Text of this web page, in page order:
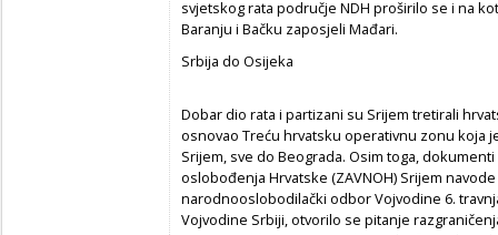
svjetskog rata područje NDH proširilo se i na
Baranju i Bačku zaposjeli Mađari.
Srbija do Osijeka
Dobar dio rata i partizani su Srijem tretirali
osnovao Treću hrvatsku operativnu zonu koja
Srijem, sve do Beograda. Osim toga,
oslobođenja Hrvatske (ZAVNOH) Srijem
narodnooslobodilački odbor Vojvodine 6.
Vojvodine Srbiji, otvorilo se pitanje